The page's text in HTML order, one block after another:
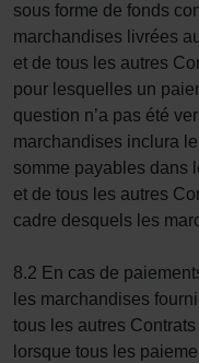
sous forme de fonds
marchandises livrées
et de tous les autres
pour lesquelles un
question n’a pas été
marchandises inclura
somme payables dans
et de tous les autres
cadre desquels les
8.2 En cas de
les marchandises
tous les autres
lorsque tous les